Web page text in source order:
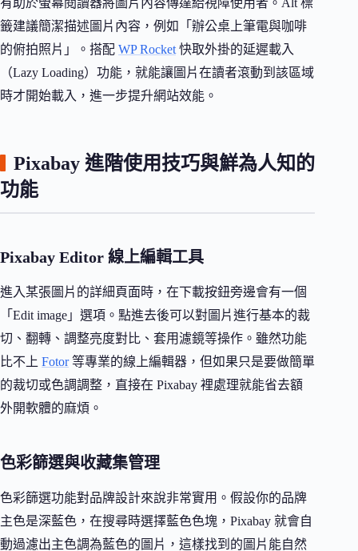
籤建議簡潔描述圖片內容，例如「辦公桌上筆電與咖啡
的俯拍照片」。搭配 WP Rocket 快取外掛的延遲載入
（Lazy Loading）功能，就能讓圖片在讀者滾動到該區域
時才開始載入，進一步提升網站效能。
Pixabay 進階使用技巧與鮮為人知的
功能
Pixabay Editor 線上編輯工具
進入某張圖片的詳細頁面時，在下載按鈕旁邊會有一個
「Edit image」選項。點進去後可以對圖片進行基本的裁
切、翻轉、調整亮度對比、套用濾鏡等操作。雖然功能
比不上 Fotor等專業的線上編輯器，但如果只是要做簡單
的裁切或色調調整，直接在 Pixabay 裡處理就能省去額
外開軟體的麻煩。
色彩篩選與收藏集管理
色彩篩選功能對品牌設計來說非常實用。假設你的品牌
主色是深藍色，在搜尋時選擇藍色色塊，Pixabay 就會自
動過濾出主色調為藍色的圖片，這樣找到的圖片能自然